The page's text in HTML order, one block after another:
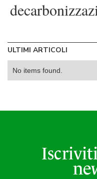
ULTIMI ARTICOLI
No items found.